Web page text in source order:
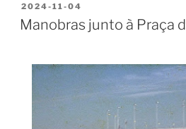
PUBLICADO
EM
2024-11-04
Manobras junto à Praça